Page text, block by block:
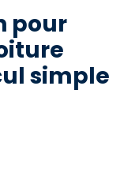
pour
simple